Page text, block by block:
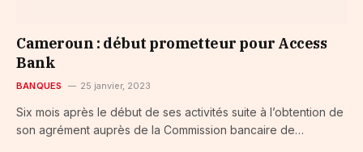
Cameroun : début prometteur pour Access
Bank
BANQUES 25 janvier, 2023
Six mois après le début de ses activités suite à l’obtention de
son agrément auprès de la Commission bancaire de…